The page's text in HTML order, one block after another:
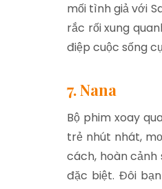
mối tình giả với
rắc rối xung
điệp cuộc sống
7. Nana
Bộ phim xoay
trẻ nhút nhát,
cách, hoàn
đặc biệt. Đôi